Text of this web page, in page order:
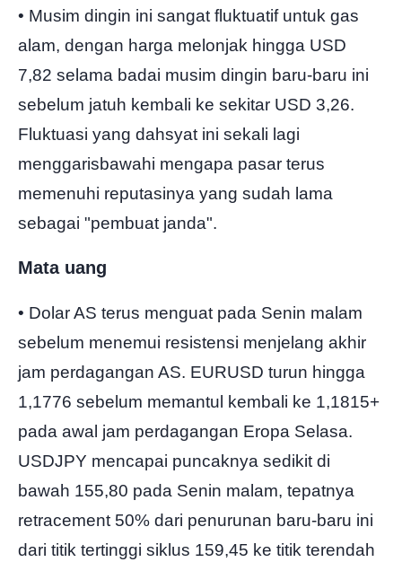
• Musim dingin ini sangat fluktuatif untuk gas
alam, dengan harga melonjak hingga USD
7,82 selama badai musim dingin baru-baru ini
sebelum jatuh kembali ke sekitar USD 3,26.
Fluktuasi yang dahsyat ini sekali lagi
menggarisbawahi mengapa pasar terus
memenuhi reputasinya yang sudah lama
sebagai "pembuat janda".
Mata uang
• Dolar AS terus menguat pada Senin malam
sebelum menemui resistensi menjelang akhir
jam perdagangan AS. EURUSD turun hingga
1,1776 sebelum memantul kembali ke 1,1815+
pada awal jam perdagangan Eropa Selasa.
USDJPY mencapai puncaknya sedikit di
bawah 155,80 pada Senin malam, tepatnya
retracement 50% dari penurunan baru-baru ini
dari titik tertinggi siklus 159,45 ke titik terendah